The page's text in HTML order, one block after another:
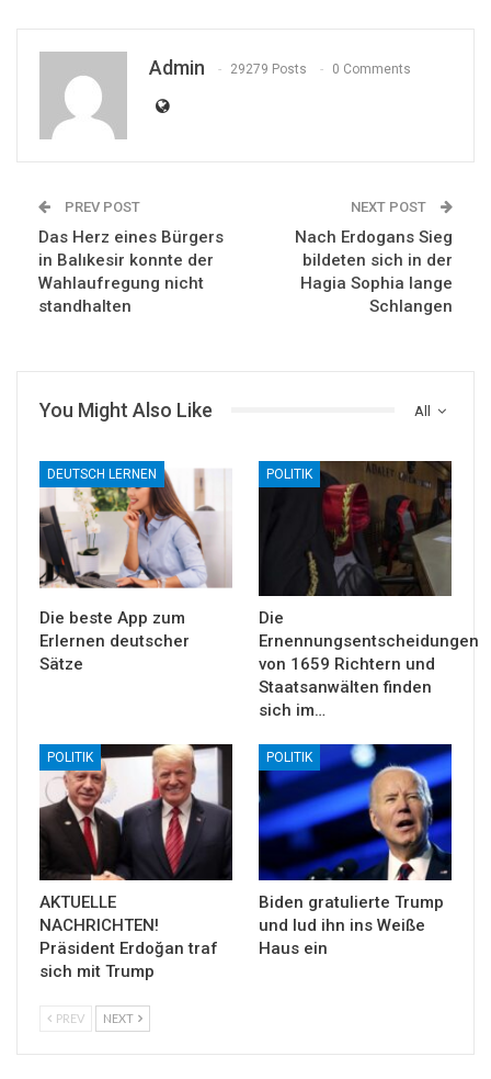
Admin 29279 Posts 0 Comments
PREV POST
Das Herz eines Bürgers
in Balıkesir konnte der
Wahlaufregung nicht
standhalten
NEXT POST
Nach Erdogans Sieg
bildeten sich in der
Hagia Sophia lange
Schlangen
All
You Might Also Like
DEUTSCH LERNEN
Die beste App zum
Erlernen deutscher
Sätze
POLITIK
Die
Ernennungsentscheidungen
von 1659 Richtern und
Staatsanwälten finden
sich im…
POLITIK
AKTUELLE
NACHRICHTEN!
Präsident Erdoğan traf
sich mit Trump
POLITIK
Biden gratulierte Trump
und lud ihn ins Weiße
Haus ein
PREV NEXT